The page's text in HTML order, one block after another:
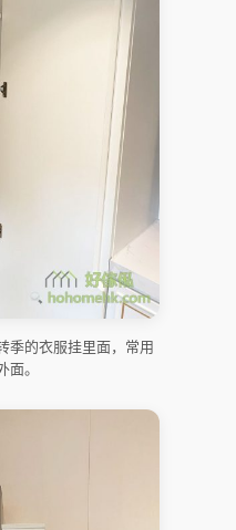
季的衣服挂里面，常用
面。